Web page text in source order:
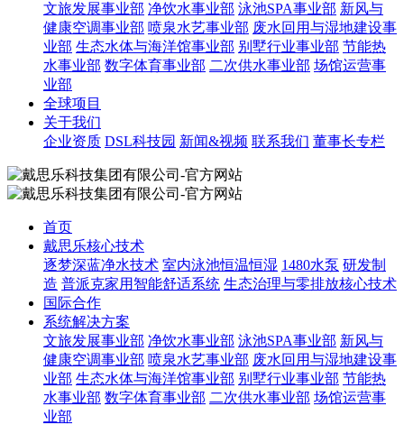
文旅发展事业部 净饮水事业部 泳池SPA事业部 新风与
健康空调事业部 喷泉水艺事业部 废水回用与湿地建设事
业部 生态水体与海洋馆事业部 别墅行业事业部 节能热
水事业部 数字体育事业部 二次供水事业部 场馆运营事
业部
全球项目
关于我们
企业资质 DSL科技园 新闻&视频 联系我们 董事长专栏
首页
戴思乐核心技术
逐梦深蓝净水技术 室内泳池恒温恒湿 1480水泵 研发制
造 普派克家用智能舒适系统 生态治理与零排放核心技术
国际合作
系统解决方案
文旅发展事业部 净饮水事业部 泳池SPA事业部 新风与
健康空调事业部 喷泉水艺事业部 废水回用与湿地建设事
业部 生态水体与海洋馆事业部 别墅行业事业部 节能热
水事业部 数字体育事业部 二次供水事业部 场馆运营事
业部